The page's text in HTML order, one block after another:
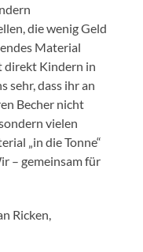
die wenig Geld
Material
direkt Kindern in
sehr, dass ihr an
Becher nicht
vielen
„in die Tonne“
– gemeinsam für
Ricken,